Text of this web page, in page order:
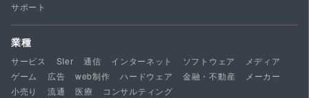
サポート
業種
サービス SIer 通信 インターネット ソフトウェア
メディア
ゲーム
広告 web制作 ハードウェア 金融・不動産
メーカー
小売り
流通 医療 コンサルティング